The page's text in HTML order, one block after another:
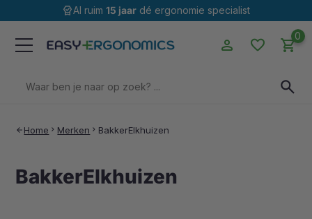
editor_choiceAl ruim 15 jaar dé ergonomie specialist
search
person favorite 0
shopping_cart
arrow_back Home chevron_right Merken chevron_right BakkerElkhuizen
BakkerElkhuizen